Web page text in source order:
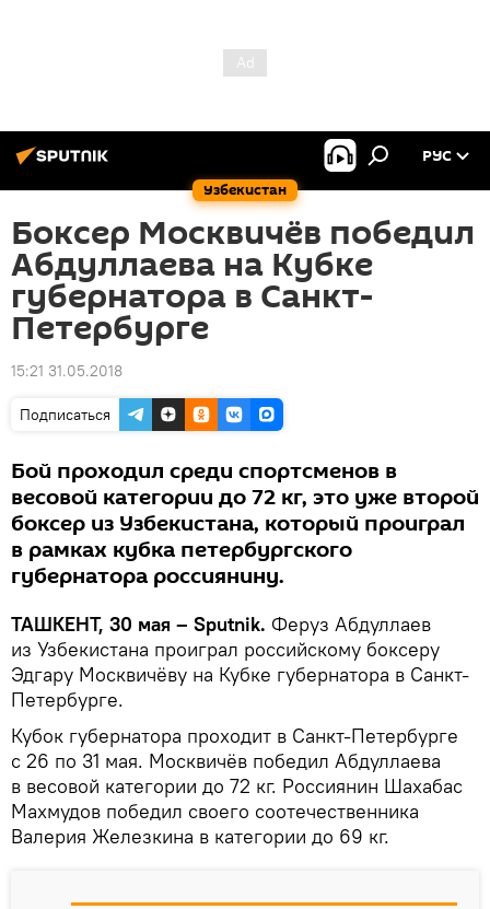
Узбекистан
РУС
Боксер Москвичёв победил
Абдуллаева на Кубке
губернатора в Санкт-
Петербурге
15:21 31.05.2018
Подписаться
Бой проходил среди спортсменов в
весовой категории до 72 кг, это уже второй
боксер из Узбекистана, который проиграл
в рамках кубка петербургского
губернатора россиянину.
ТАШКЕНТ, 30 мая – Sputnik. Феруз Абдуллаев
из Узбекистана проиграл российскому боксеру
Эдгару Москвичёву на Кубке губернатора в Санкт-
Петербурге.
Кубок губернатора проходит в Санкт-Петербурге
с 26 по 31 мая. Москвичёв победил Абдуллаева
в весовой категории до 72 кг. Россиянин Шахабас
Махмудов победил своего соотечественника
Валерия Железкина в категории до 69 кг.